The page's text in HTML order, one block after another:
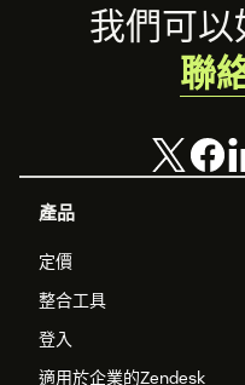
Footer
產品
定價
整合工具
登入
適用於企業的Zendesk
我們可以
聯